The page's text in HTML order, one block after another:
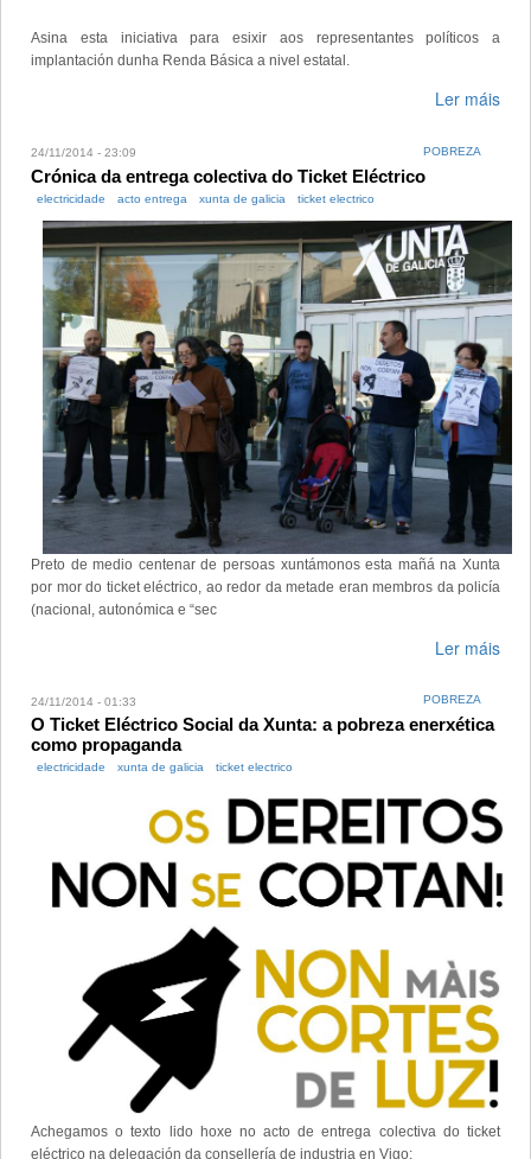
Asina esta iniciativa para esixir aos representantes políticos a
implantación dunha Renda Básica a nivel estatal.
Ler máis
24/11/2014 - 23:09 POBREZA
Crónica da entrega colectiva do Ticket Eléctrico
electricidade acto entrega xunta de galicia ticket electrico
Preto de medio centenar de persoas xuntámonos esta mañá na Xunta
por mor do ticket eléctrico, ao redor da metade eran membros da policía
(nacional, autonómica e “sec
Ler máis
24/11/2014 - 01:33 POBREZA
O Ticket Eléctrico Social da Xunta: a pobreza enerxética
como propaganda
electricidade xunta de galicia ticket electrico
Achegamos o texto lido hoxe no acto de entrega colectiva do ticket
eléctrico na delegación da consellería de industria en Vigo: